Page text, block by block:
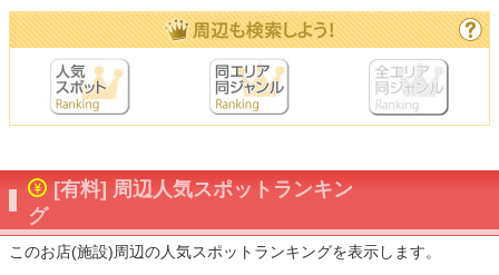
[有料] 周辺人気スポットランキン
グ
このお店(施設)周辺の人気スポットランキングを表示します。